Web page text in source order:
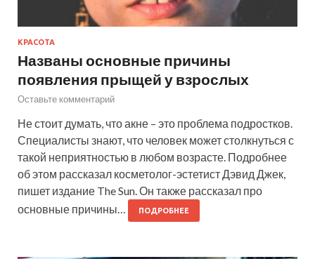
КРАСОТА
Названы основные причины
появления прыщей у взрослых
Оставьте комментарий
Не стоит думать, что акне – это проблема подростков.
Специалисты знают, что человек может столкнуться с
такой неприятностью в любом возрасте. Подробнее
об этом рассказал косметолог-эстетист Дэвид Джек,
пишет издание The Sun. Он также рассказал про
основные причины…
ПОДРОБНЕЕ